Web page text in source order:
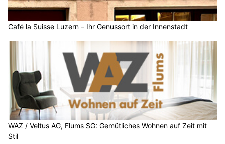
Café la Suisse Luzern – Ihr Genussort in der Innenstadt
WAZ / Veltus AG, Flums SG: Gemütliches Wohnen auf Zeit mit
Stil